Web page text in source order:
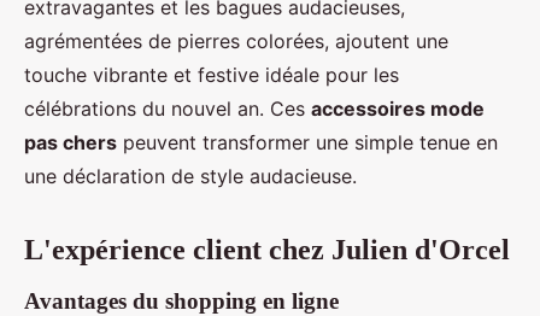
extravagantes et les bagues audacieuses,
agrémentées de pierres colorées, ajoutent une
touche vibrante et festive idéale pour les
célébrations du nouvel an. Ces accessoires mode
pas chers peuvent transformer une simple tenue en
une déclaration de style audacieuse.
L'expérience client chez Julien d'Orcel
Avantages du shopping en ligne